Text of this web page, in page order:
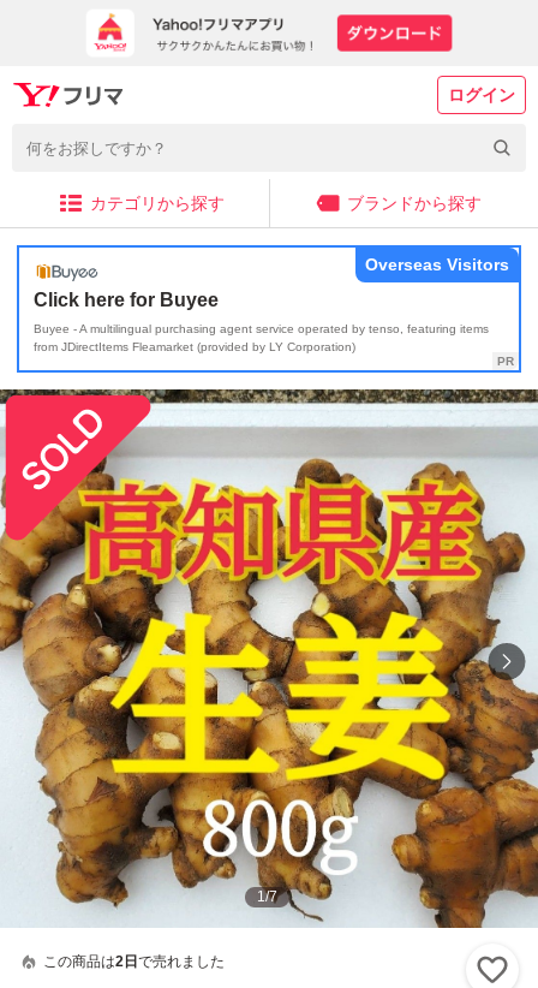
ログイン
カテゴリから探す ブランドから探す
Click here for Buyee
Buyee - A multilingual purchasing agent service operated by tenso, featuring items
from JDirectItems Fleamarket (provided by LY Corporation)
Overseas Visitors
1/7
この商品は2日 で売れました